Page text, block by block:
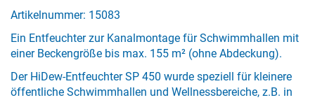
Artikelnummer: 15083
Ein Entfeuchter zur Kanalmontage für Schwimmhallen mit
einer Beckengröße bis max. 155 m² (ohne Abdeckung).
Der HiDew-Entfeuchter SP 450 wurde speziell für kleinere
öffentliche Schwimmhallen und Wellnessbereiche, z.B. in